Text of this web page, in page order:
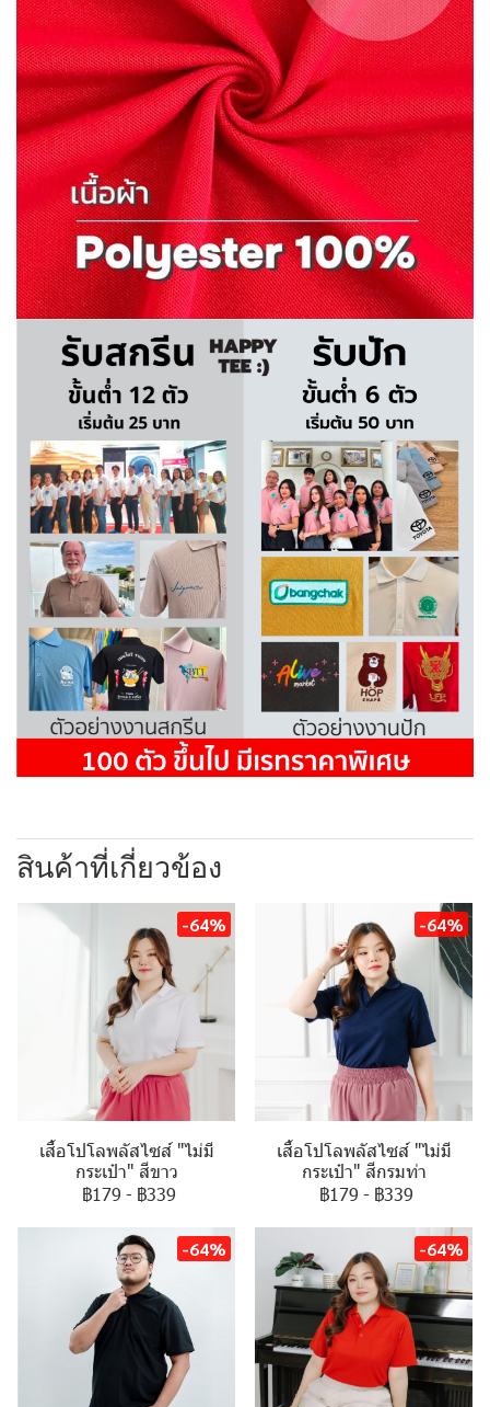
สินค้าที่เกี่ยวข้อง
-64%
เสื้อโปโลพลัสไซส์ "ไม่มี
กระเป๋า" สีขาว
฿179 - ฿339
-64%
เสื้อโปโลพลัสไซส์ "ไม่มี
กระเป๋า" สีกรมท่า
฿179 - ฿339
-64% -64%